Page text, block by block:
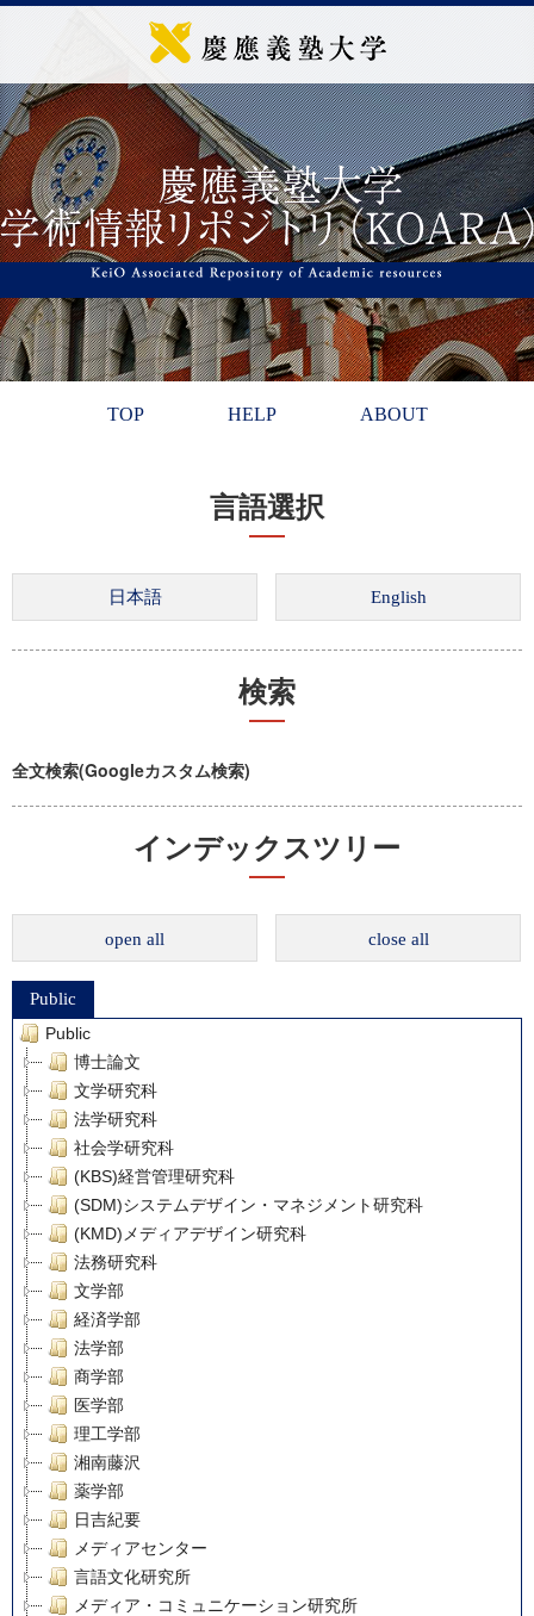
TOP HELP ABOUT
言語選択
検索
全文検索(Googleカスタム検索)
インデックスツリー
open all close all
Public
Public
博士論文
文学研究科
法学研究科
社会学研究科
(KBS)経営管理研究科
(SDM)システムデザイン・マネジメント研究科
(KMD)メディアデザイン研究科
法務研究科
文学部
経済学部
法学部
商学部
医学部
理工学部
湘南藤沢
薬学部
日吉紀要
メディアセンター
言語文化研究所
メディア・コミュニケーション研究所